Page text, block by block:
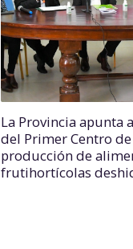
La Provincia apunta
del Primer Centro de
producción de
frutihortícolas